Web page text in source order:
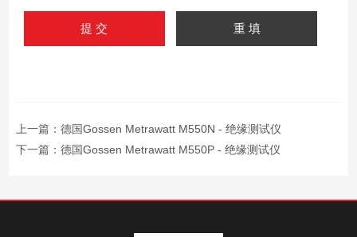
上一篇： 德国Gossen Metrawatt M550N - 绝缘测试仪
下一篇： 德国Gossen Metrawatt M550P - 绝缘测试仪